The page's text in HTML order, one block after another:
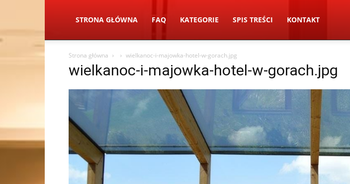
STRONA GŁÓWNA FAQ KATEGORIE SPIS TREŚCI KONTAKT
Strona główna wielkanoc-i-majowka-hotel-w-gorach.jpg
wielkanoc-i-majowka-hotel-w-gorach.jpg